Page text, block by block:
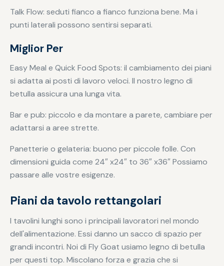
Talk Flow: seduti fianco a fianco funziona bene. Ma i
punti laterali possono sentirsi separati.
Miglior Per
Easy Meal e Quick Food Spots: il cambiamento dei piani
si adatta ai posti di lavoro veloci. Il nostro legno di
betulla assicura una lunga vita.
Bar e pub: piccolo e da montare a parete, cambiare per
adattarsi a aree strette.
Panetterie o gelateria: buono per piccole folle. Con
dimensioni guida come 24″ x24″ to 36″ x36″ Possiamo
passare alle vostre esigenze.
Piani da tavolo rettangolari
I tavolini lunghi sono i principali lavoratori nel mondo
dell'alimentazione. Essi danno un sacco di spazio per
grandi incontri. Noi di Fly Goat usiamo legno di betulla
per questi top. Miscolano forza e grazia che si